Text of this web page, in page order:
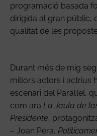
programació basada
dirigida al gran públic,
qualitat de les
Durant més de mig
millors actors i actrius
escenari del Paral·lel,
com ara La Jaula de
Presidente,
– Joan Pera,